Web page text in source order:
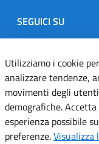
SEGUICI SU
Designers Italia
Twitter
Dichiarazione di
Informativa cookie
Utilizziamo i cookie
analizzare tendenze,
movimenti degli
demografiche.
esperienza possibile
preferenze.Visualizza